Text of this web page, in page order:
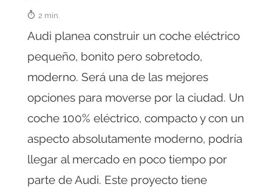
2 min.
Audi planea construir un coche eléctrico
pequeño, bonito pero sobretodo,
moderno. Será una de las mejores
opciones para moverse por la ciudad. Un
coche 100% eléctrico, compacto y con un
aspecto absolutamente moderno, podría
llegar al mercado en poco tiempo por
parte de Audi. Este proyecto tiene